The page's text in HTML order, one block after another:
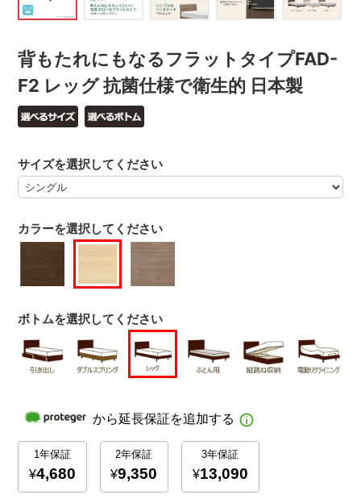
背もたれにもなるフラットタイプFAD-
F2 レッグ 抗菌仕様で衛生的 日本製
カラーを選択してください
サイズを選択してください
ボトムを選択してください